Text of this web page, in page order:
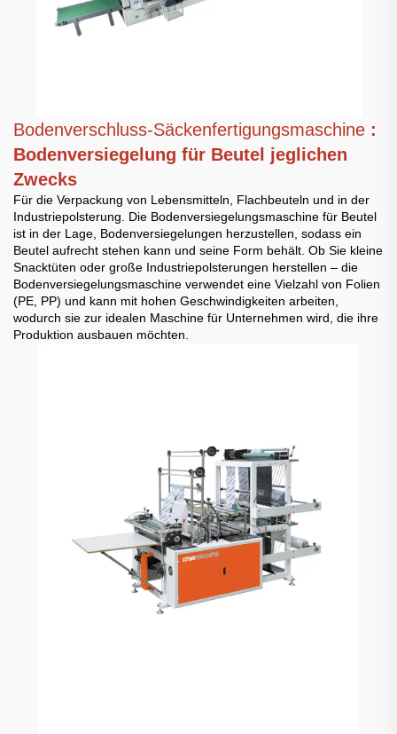
Bodenverschluss-Säckenfertigungsmaschine :
Bodenversiegelung für Beutel jeglichen
Zwecks
Für die Verpackung von Lebensmitteln, Flachbeuteln und in der
Industriepolsterung. Die Bodenversiegelungsmaschine für Beutel
ist in der Lage, Bodenversiegelungen herzustellen, sodass ein
Beutel aufrecht stehen kann und seine Form behält. Ob Sie kleine
Snacktüten oder große Industriepolsterungen herstellen – die
Bodenversiegelungsmaschine verwendet eine Vielzahl von Folien
(PE, PP) und kann mit hohen Geschwindigkeiten arbeiten,
wodurch sie zur idealen Maschine für Unternehmen wird, die ihre
Produktion ausbauen möchten.